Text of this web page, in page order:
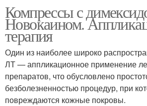
Компрессы с
Новокаином.
терапия
Один из наиболее широко
ЛТ — аппликационное применение
препаратов, что обусловлено
безболезненностью процедур, при
повреждаются кожные покровы.